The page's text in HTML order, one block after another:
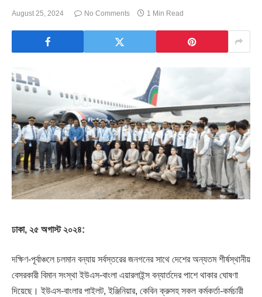
August 25, 2024 No Comments 1 Min Read
ঢাকা, ২৫ অগাস্ট ২০২৪:
দক্ষিণ-পূর্বাঞ্চলে চলমান বন্যায় সর্বস্তরের জনগনের সাথে দেশের অন্যতম শীর্ষস্থানীয়
বেসরকারী বিমান সংস্থা ইউএস-বাংলা এয়ারলাইন্স বন্যার্তদের পাশে থাকার ঘোষণা
দিয়েছে। ইউএস-বাংলার পাইলট, ইঞ্জিনিয়ার, কেবিন ক্রুসহ সকল কর্মকর্তা-কর্মচারী